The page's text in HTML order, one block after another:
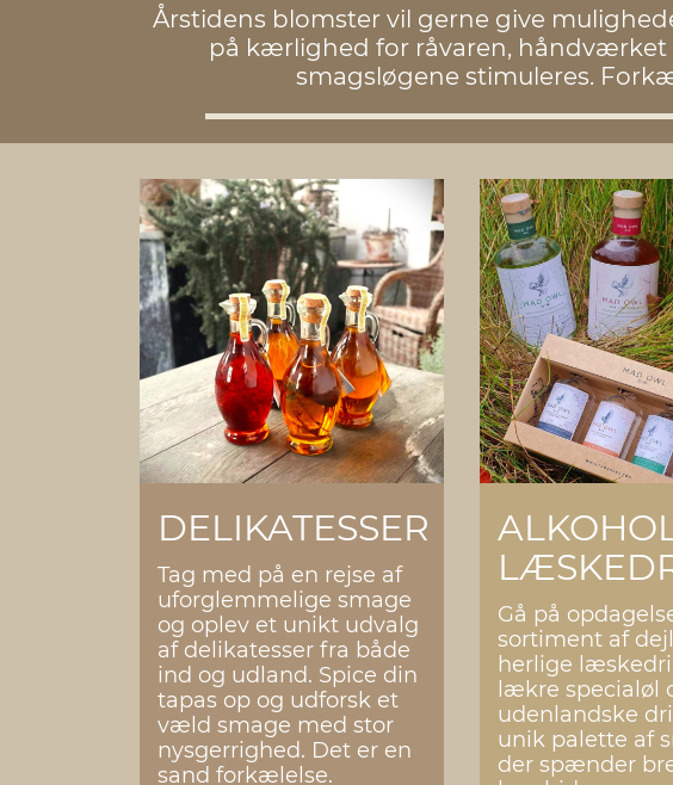
Årstidens blomster vil gerne give
på kærlighed for råvaren, håndværket
smagsløgene stimuleres.
DELIKATESSER
Tag med på en rejse af
uforglemmelige smage
og oplev et unikt udvalg
af delikatesser fra både
ind og udland. Spice din
tapas op og udforsk et
væld smage med stor
nysgerrighed. Det er en
sand forkælelse.
Gå på
sortiment af
herlige
lækre specialøl
udenlandske
unik palette af
der spænder